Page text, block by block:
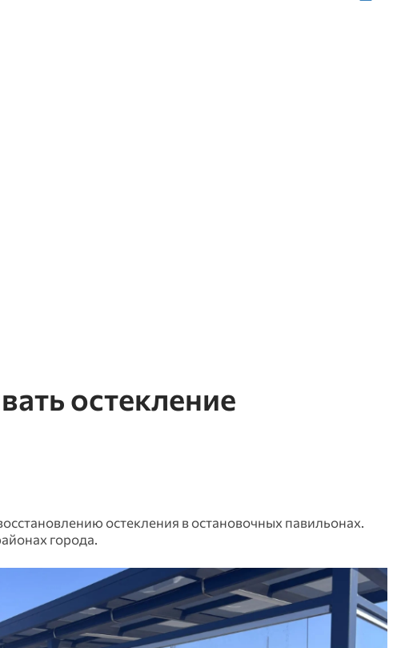
остекление
остекления в остановочных павильонах.
города.